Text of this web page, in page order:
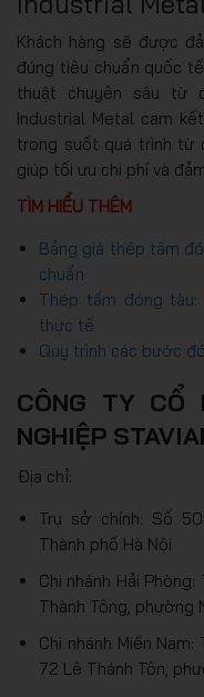
Khách hàng sẽ được
đúng tiêu chuẩn quốc
thuật chuyên sâu từ
Industrial Metal cam
trong suốt quá trình từ
giúp tối ưu chi phí và
TÌM HIỂU THÊM
Bảng giá thép tấm
chuẩn
Thép tấm đóng
thực tế
Quy trình các bước
CÔNG TY CỔ
NGHIỆP
Địa chỉ:
Trụ sở chính: Số
Thành phố Hà Nội
Chi nhánh Hải
Thành Tông, phường
Chi nhánh Miền
72 Lê Thánh Tôn,